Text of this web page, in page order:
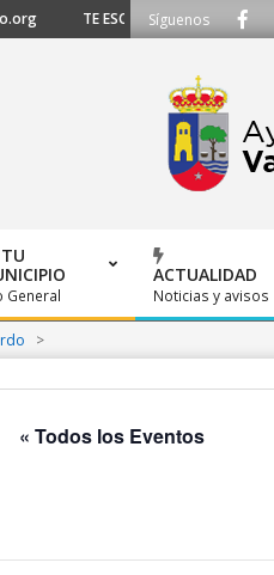
TE ESCUCHAMOS - Llámanos
Síguenos
TU
General
ACTUALIDAD
Noticias y avisos
>
« Todos los Eventos